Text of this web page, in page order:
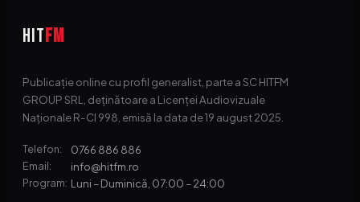
HITFM
Publicație online cu profil generalist, parte a SC HITFM
GROUP SRL, deținătoare a Licenței Audiovizuale
Naționale R-CI 998, emisă la data de 19 august 2025.
Telefon: 0766 886 886
Email: info@hitfm.ro
Program: Luni – Duminică, 07:00 – 24:00